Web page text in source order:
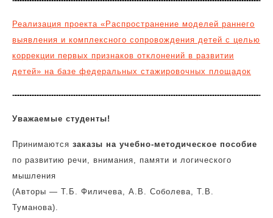
Реализация проекта «Распространение моделей раннего
выявления и комплексного сопровождения детей с целью
коррекции первых признаков отклонений в развитии
детей» на базе федеральных стажировочных площадок
Уважаемые студенты!
Принимаются заказы на учебно-методическое пособие
по развитию речи, внимания, памяти и логического
мышления
(Авторы — Т.Б. Филичева, А.В. Соболева, Т.В.
Туманова).